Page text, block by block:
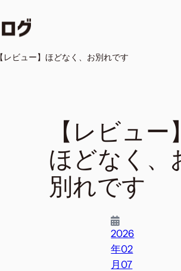
【レビュー】ほどなく、お別れです
【レビュー】
ほどなく、
別れです
2026
年02
月07